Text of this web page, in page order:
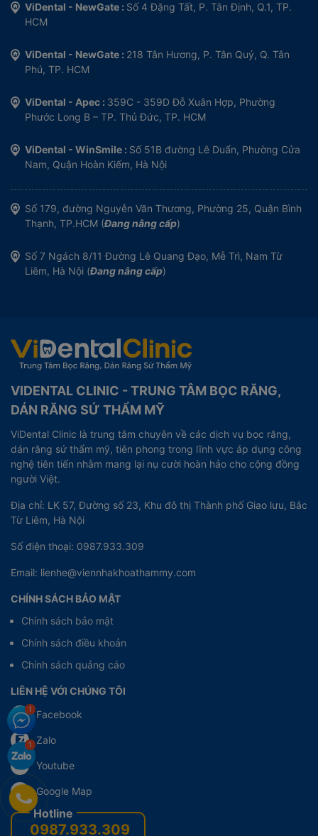
ViDental - NewGate : Số 4 Đặng Tất, P. Tân Định, Q.1, TP.
HCM
ViDental - NewGate : 218 Tân Hương, P. Tân Quý, Q. Tân
Phú, TP. HCM
ViDental - Apec : 359C - 359D Đỗ Xuân Hợp, Phường
Phước Long B – TP. Thủ Đức, TP. HCM
ViDental - WinSmile : Số 51B đường Lê Duẩn, Phường Cửa
Nam, Quận Hoàn Kiếm, Hà Nội
Số 179, đường Nguyễn Văn Thương, Phường 25, Quận Bình
Thạnh, TP.HCM (Đang nâng cấp)
Số 7 Ngách 8/11 Đường Lê Quang Đạo, Mễ Trì, Nam Từ
Liêm, Hà Nội (Đang nâng cấp)
VIDENTAL CLINIC - TRUNG TÂM BỌC RĂNG,
DÁN RĂNG SỨ THẨM MỸ
ViDental Clinic là trung tâm chuyên về các dịch vụ bọc răng,
dán răng sứ thẩm mỹ, tiên phong trong lĩnh vực áp dụng công
nghệ tiên tiến nhằm mang lại nụ cười hoàn hảo cho cộng đồng
người Việt.
Địa chỉ: LK 57, Đường số 23, Khu đô thị Thành phố Giao lưu, Bắc
Từ Liêm, Hà Nội
Số điện thoại: 0987.933.309
Email: lienhe@viennhakhoathammy.com
CHÍNH SÁCH BẢO MẬT
Chính sách bảo mật
Chính sách điều khoản
Chính sách quảng cáo
LIÊN HỆ VỚI CHÚNG TÔI
Facebook
Zalo
Youtube
Google Map
0987.933.309